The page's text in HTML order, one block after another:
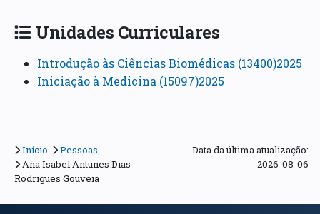
Unidades Curriculares
Introdução às Ciências Biomédicas (13400)2025
Iniciação à Medicina (15097)2025
Início
Pessoas
Ana Isabel Antunes Dias
Rodrigues Gouveia
Data da última atualização:
2026-08-06